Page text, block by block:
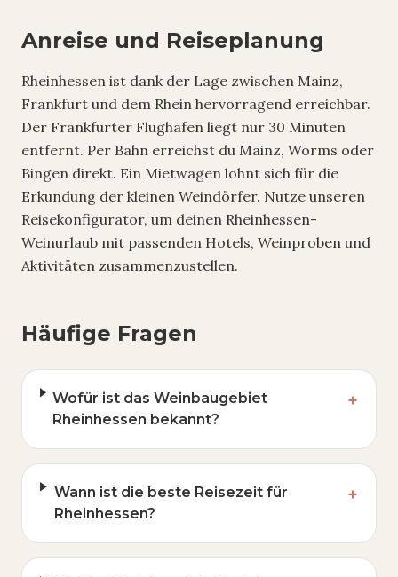
Anreise und Reiseplanung
Rheinhessen ist dank der Lage zwischen Mainz,
Frankfurt und dem Rhein hervorragend erreichbar.
Der Frankfurter Flughafen liegt nur 30 Minuten
entfernt. Per Bahn erreichst du Mainz, Worms oder
Bingen direkt. Ein Mietwagen lohnt sich für die
Erkundung der kleinen Weindörfer. Nutze unseren
Reisekonfigurator, um deinen Rheinhessen-
Weinurlaub mit passenden Hotels, Weinproben und
Aktivitäten zusammenzustellen.
Häufige Fragen
Wofür ist das Weinbaugebiet
Rheinhessen bekannt?
+
Wann ist die beste Reisezeit für
Rheinhessen?
+